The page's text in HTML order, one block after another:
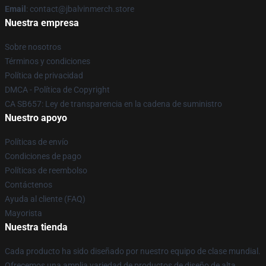
Email : contact@jbalvinmerch.store
Nuestra empresa
Sobre nosotros
Términos y condiciones
Política de privacidad
DMCA - Política de Copyright
CA SB657: Ley de transparencia en la cadena de suministro
Nuestro apoyo
Políticas de envío
Condiciones de pago
Políticas de reembolso
Contáctenos
Ayuda al cliente (FAQ)
Mayorista
Nuestra tienda
Cada producto ha sido diseñado por nuestro equipo de clase mundial.